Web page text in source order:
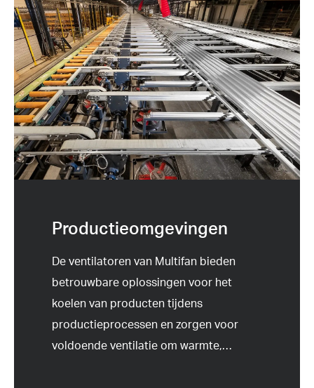
Productieomgevingen
De ventilatoren van Multifan bieden
betrouwbare oplossingen voor het
koelen van producten tijdens
productieprocessen en zorgen voor
voldoende ventilatie om warmte,…